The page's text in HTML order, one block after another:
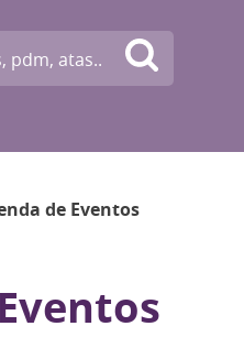
de Eventos